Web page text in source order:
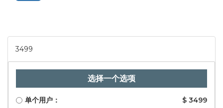
3499
选择一个选项
单个用户：
$ 3499